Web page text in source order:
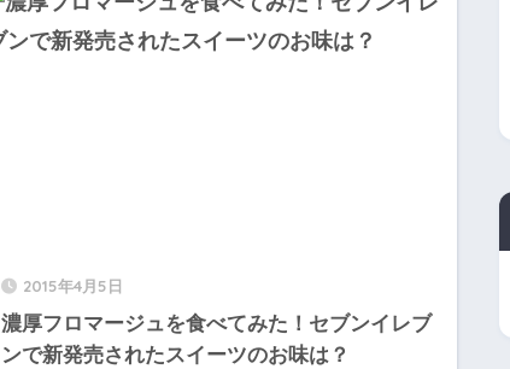
2015年4月5日
濃厚フロマージュを食べてみた！セブンイレブ
ンで新発売されたスイーツのお味は？